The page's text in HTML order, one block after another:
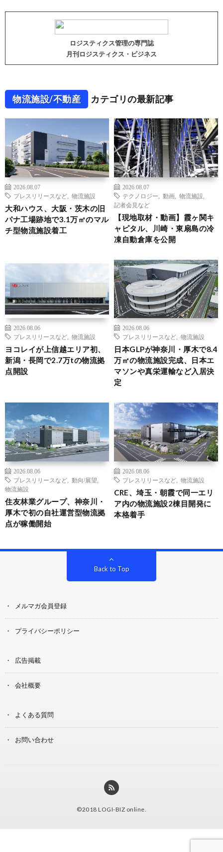
ロジスティクス管理の専門誌
月刊ロジスティクス・ビジネス
物流施設/不動産 カテゴリの最新記事
2026.08.07
プレスリリースなど
物流施設
大和ハウス、大阪・茨木の旧
パナ工場跡地で3.1万㎡のマル
チ型物流施設着工
2026.08.07
テクノロジー
動画 物流施設
記者会見など
【現地取材・動画】霞ヶ関キ
ャピタル、川崎・東扇島の冷
凍自動倉庫を公開
2026.08.06
プレスリリースなど
物流施設
ヨコレイが上信越エリア初、
新潟・長岡で2.7万tの物流拠
点開設
2026.08.06
プレスリリースなど
物流施設
日本GLPが神奈川・厚木で8.4
万㎡の物流施設完成、日本エ
マソンや真栄運輸など入居決
定
2026.08.06
プレスリリースなど
動向/展望
物流施設
住友林業グループ、神奈川・
厚木で初の自社運営型物流拠
点が稼働開始
2026.08.06
プレスリリースなど
物流施設
CRE、埼玉・朝霞で同一エリ
ア内の物流施設2棟目開発に
本格着手
Back to Top
メルマガ会員登録
プライバシーポリシー
広告掲載
会社概要
よくある質問
お問い合わせ
©2018 LOGI-BIZ online